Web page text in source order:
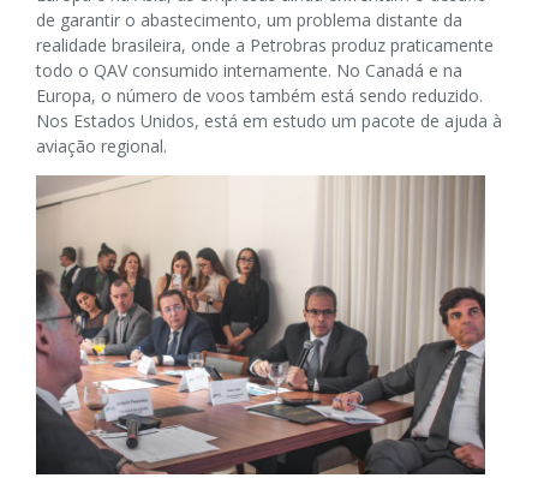
de garantir o abastecimento, um problema distante da
realidade brasileira, onde a Petrobras produz praticamente
todo o QAV consumido internamente. No Canadá e na
Europa, o número de voos também está sendo reduzido.
Nos Estados Unidos, está em estudo um pacote de ajuda à
aviação regional.